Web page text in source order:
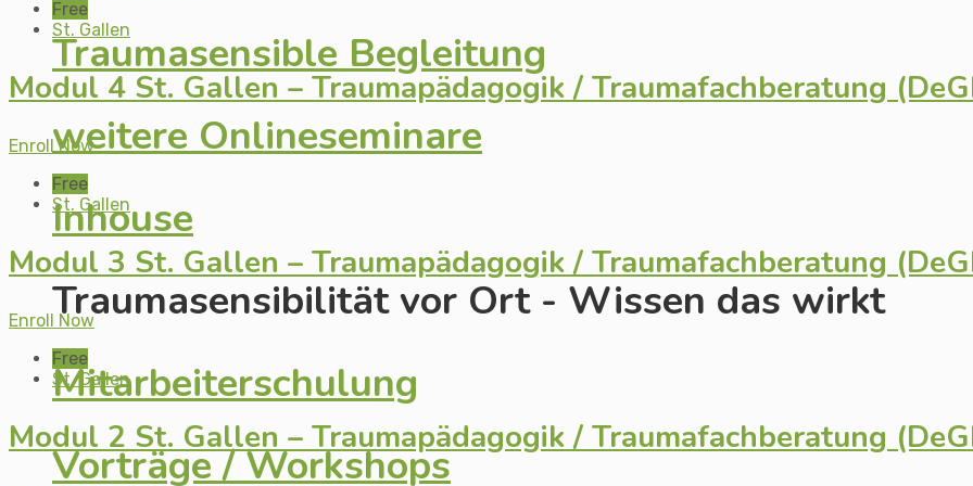
Traumasensible Begleitung
weitere Onlineseminare
Inhouse
Traumasensibilität vor Ort - Wissen das wirkt
Mitarbeiterschulung
Vorträge / Workshops
Free
St. Gallen
Modul 4 St. Gallen – Traumapädagogik / Traumafachberatung
Enroll Now
Free
St. Gallen
Modul 3 St. Gallen – Traumapädagogik / Traumafachberatung
Enroll Now
Free
St. Gallen
Modul 2 St. Gallen – Traumapädagogik / Traumafachberatung